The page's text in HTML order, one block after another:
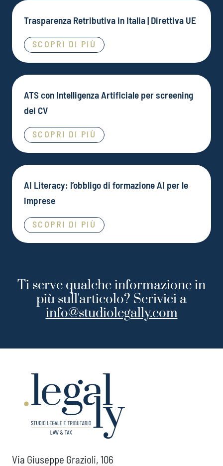
Trasparenza Retributiva in Italia | Direttiva UE
SCOPRI DI PIÙ
ATS con Intelligenza Artificiale per screening
dei CV
SCOPRI DI PIÙ
AI Literacy: l’obbligo di formazione AI per le
imprese
SCOPRI DI PIÙ
Ti serve qualche informazione in
più sull'articolo? Scrivici a
info@studiolegally.com
Via Giuseppe Grazioli, 106